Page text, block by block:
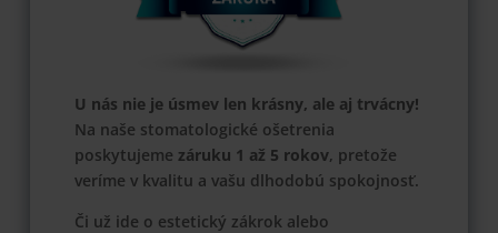
U nás nie je úsmev len krásny, ale aj trvácny!
Na naše stomatologické ošetrenia
poskytujeme záruku 1 až 5 rokov, pretože
veríme v kvalitu a vašu dlhodobú spokojnosť.
Či už ide o estetický zákrok alebo